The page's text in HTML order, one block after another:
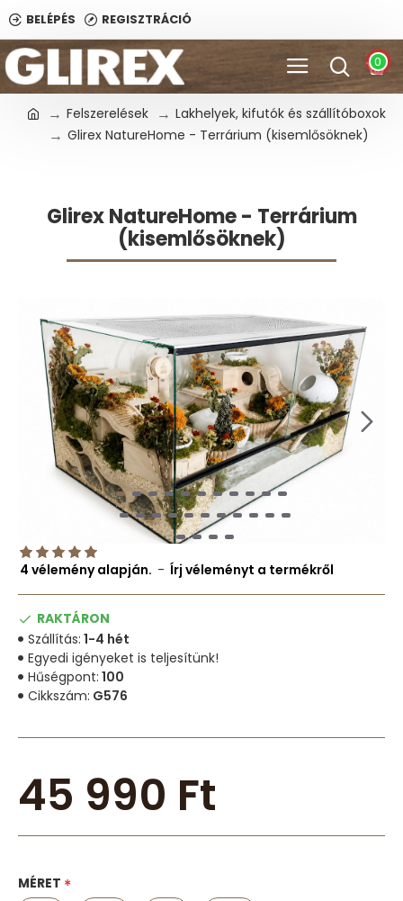
BELÉPÉS REGISZTRÁCIÓ
0
Felszerelések
Lakhelyek, kifutók és szállítóboxok
Glirex NatureHome - Terrárium (kisemlősöknek)
Glirex NatureHome - Terrárium
(kisemlősöknek)
RAKTÁRON
Hűségpont: 100
Cikkszám: G576
Szállítás: 1-4 hét
Egyedi igényeket is teljesítünk!
4 vélemény alapján. - Írj véleményt a termékről
45 990 Ft
MÉRET